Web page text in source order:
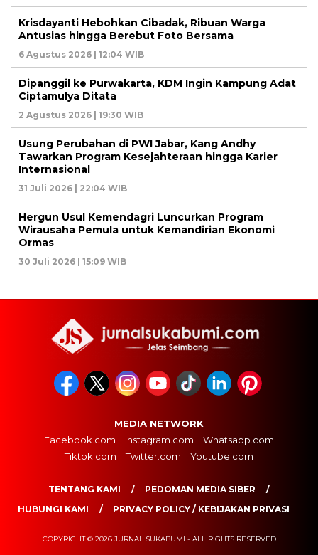
Krisdayanti Hebohkan Cibadak, Ribuan Warga
Antusias hingga Berebut Foto Bersama
6 Agustus 2026 | 12:04 WIB
Dipanggil ke Purwakarta, KDM Ingin Kampung Adat
Ciptamulya Ditata
2 Agustus 2026 | 19:30 WIB
Usung Perubahan di PWI Jabar, Kang Andhy
Tawarkan Program Kesejahteraan hingga Karier
Internasional
31 Juli 2026 | 22:04 WIB
Hergun Usul Kemendagri Luncurkan Program
Wirausaha Pemula untuk Kemandirian Ekonomi
Ormas
30 Juli 2026 | 15:09 WIB
MEDIA NETWORK
Facebook.com
Instagram.com
Whatsapp.com
Tiktok.com
Twitter.com Youtube.com
TENTANG KAMI
PEDOMAN MEDIA SIBER
HUBUNGI KAMI
PRIVACY POLICY / KEBIJAKAN PRIVASI
COPYRIGHT © 2026 JURNAL SUKABUMI - ALL RIGHTS RESERVED